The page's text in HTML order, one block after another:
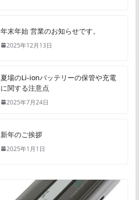
年末年始 営業のお知らせです。
2025年12月13日
夏場のLi-ionバッテリーの保管や充電
に関する注意点
2025年7月24日
新年のご挨拶
2025年1月1日